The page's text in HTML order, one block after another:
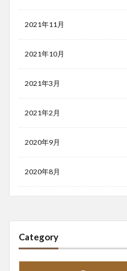
2021年11月
2021年10月
2021年3月
2021年2月
2020年9月
2020年8月
Category